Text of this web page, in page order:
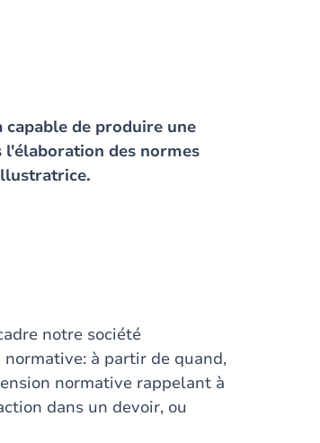
de produire une
des normes
notre société
à partir de quand,
normative rappelant à
dans un devoir, ou